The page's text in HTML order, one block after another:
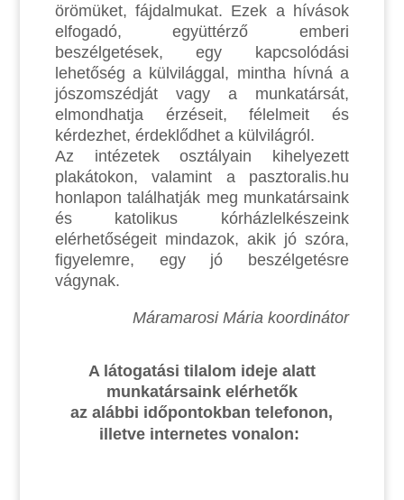
örömüket, fájdalmukat. Ezek a hívások
elfogadó, együttérző emberi
beszélgetések, egy kapcsolódási
lehetőség a külvilággal, mintha hívná a
jószomszédját vagy a munkatársát,
elmondhatja érzéseit, félelmeit és
kérdezhet, érdeklődhet a külvilágról.
Az intézetek osztályain kihelyezett
plakátokon, valamint a pasztoralis.hu
honlapon találhatják meg munkatársaink
és katolikus kórházlelkészeink
elérhetőségeit mindazok, akik jó szóra,
figyelemre, egy jó beszélgetésre
vágynak.
Máramarosi Mária koordinátor
A látogatási tilalom ideje alatt
munkatársaink elérhetők
az alábbi időpontokban telefonon,
illetve internetes vonalon: